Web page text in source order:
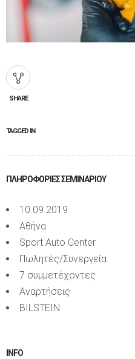
SHARE
TAGGED IN
ΠΛΗΡΟΦΟΡΊΕΣ ΣΕΜΙΝΑΡΊΟΥ
10.09.2019
Αθήνα
Sport Auto Center
Πωλητές/Συνεργεία
7 συμμετέχοντες
Αναρτήσεις
BILSTEIN
INFO